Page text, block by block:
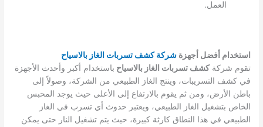
العمل.
استخدام أفضل أجهزةشركة كشف تسربات الغاز بالاسياح
تقوم شركةكشف تسربات الغاز بالاسياح باستخدام أكبر وأحدث الأجهزة
في كشف التسريبات، وينتج الغاز الطبيعي من الشركة، وصولاً إلى
باطن الأرض، ومن ثم يقوم بالارتفاع إلى الأعلى حيث يوجد المحبس
الخاص بتشغيل الغاز الطبيعي، ويعتبر حدوث أي تسرب في الغاز
الطبيعي في هذا النطاق كارثة كبيرة، حيث يتم تشغيل النار حتى يمكن